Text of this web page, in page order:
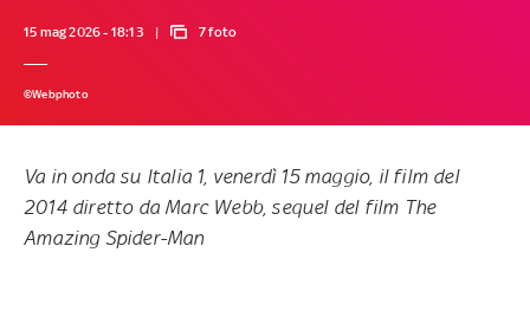
15 mag 2026 - 18:13 7 foto
©Webphoto
Va in onda su Italia 1, venerdì 15 maggio, il film del
2014 diretto da Marc Webb, sequel del film The
Amazing Spider-Man